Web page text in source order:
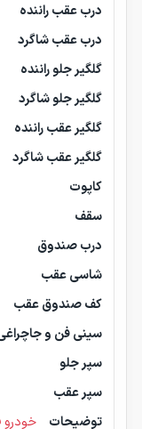
درب عقب راننده
درب عقب شاگرد
گلگیر جلو راننده
گلگیر جلو شاگرد
گلگیر عقب راننده
گلگیر عقب شاگرد
کاپوت
سقف
درب صندوق
شاسی عقب
کف صندوق عقب
سینی فن و
سپر جلو
سپر عقب
توضیحات